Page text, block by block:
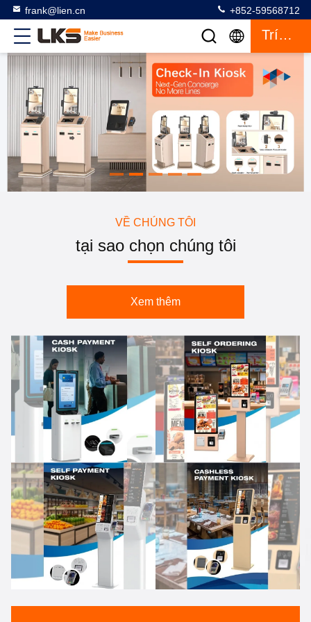
frank@lien.cn +852-59568712
Trích Dẫn
VỀ CHÚNG TÔI
tại sao chọn chúng tôi
Xem thêm